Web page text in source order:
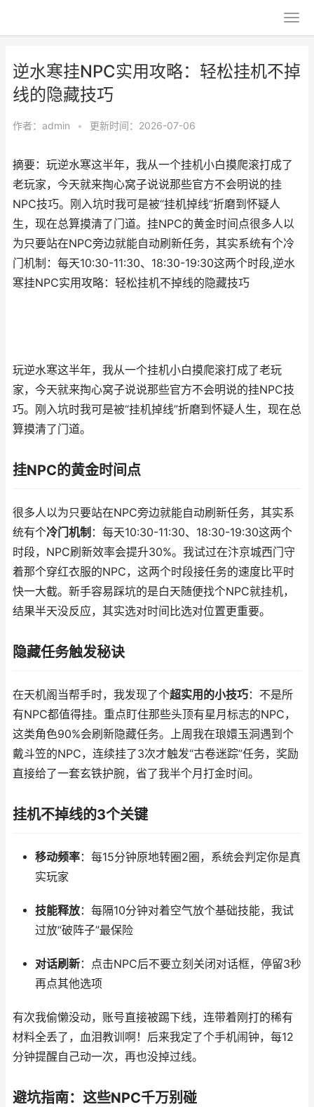
逆水寒挂NPC实用攻略：轻松挂机不掉
线的隐藏技巧
作者： admin • 更新时间：2026-07-06
摘要：玩逆水寒这半年，我从一个挂机小白摸爬滚打成了
老玩家，今天就来掏心窝子说说那些官方不会明说的挂
NPC技巧。刚入坑时我可是被“挂机掉线”折磨到怀疑人
生，现在总算摸清了门道。挂NPC的黄金时间点很多人以
为只要站在NPC旁边就能自动刷新任务，其实系统有个冷
门机制：每天10:30-11:30、18:30-19:30这两个时段,逆水
寒挂NPC实用攻略：轻松挂机不掉线的隐藏技巧
玩逆水寒这半年，我从一个挂机小白摸爬滚打成了老玩
家，今天就来掏心窝子说说那些官方不会明说的挂NPC技
巧。刚入坑时我可是被“挂机掉线”折磨到怀疑人生，现在总
算摸清了门道。
挂NPC的黄金时间点
很多人以为只要站在NPC旁边就能自动刷新任务，其实系
统有个冷门机制 ：每天10:30-11:30、18:30-19:30这两个
时段，NPC刷新效率会提升30%。我试过在汴京城西门守
着那个穿红衣服的NPC，这两个时段接任务的速度比平时
快一大截。新手容易踩坑的是白天随便找个NPC就挂机，
结果半天没反应，其实选对时间比选对位置更重要。
隐藏任务触发秘诀
在天机阁当帮手时，我发现了个超实用的小技巧：不是所
有NPC都值得挂。重点盯住那些头顶有星月标志的NPC，
这类角色90%会刷新隐藏任务。上周我在琅嬛玉洞遇到个
戴斗笠的NPC，连续挂了3次才触发“古卷迷踪”任务，奖励
直接给了一套玄铁护腕，省了我半个月打金时间。
挂机不掉线的3个关键
移动频率：每15分钟原地转圈2圈，系统会判定你是真
实玩家
技能释放：每隔10分钟对着空气放个基础技能，我试
过放“破阵子”最保险
对话刷新：点击NPC后不要立刻关闭对话框，停留3秒
再点其他选项
有次我偷懒没动，账号直接被踢下线，连带着刚打的稀有
材料全丢了，血泪教训啊！后来我定了个手机闹钟，每12
分钟提醒自己动一次，再也没掉过线。
避坑指南：这些NPC千万别碰